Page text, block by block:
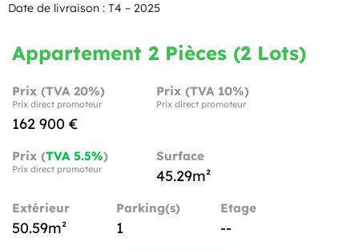
Date de livraison : T4 – 2025
Appartement 2 Pièces (2 Lots)
Prix (TVA 20%)
Prix direct promoteur
162 900 €
Prix (TVA 10%)
Prix direct promoteur
Prix (TVA 5.5%)
Prix direct promoteur
Surface
45.29m²
Extérieur
50.59m²
Parking(s)
1
Etage
--